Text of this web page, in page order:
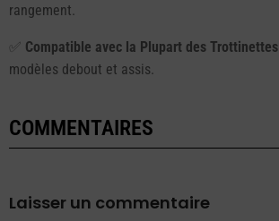
rangement.
✅ Compatible avec la Plupart des Trottinettes
modèles debout et assis.
COMMENTAIRES
Laisser un commentaire